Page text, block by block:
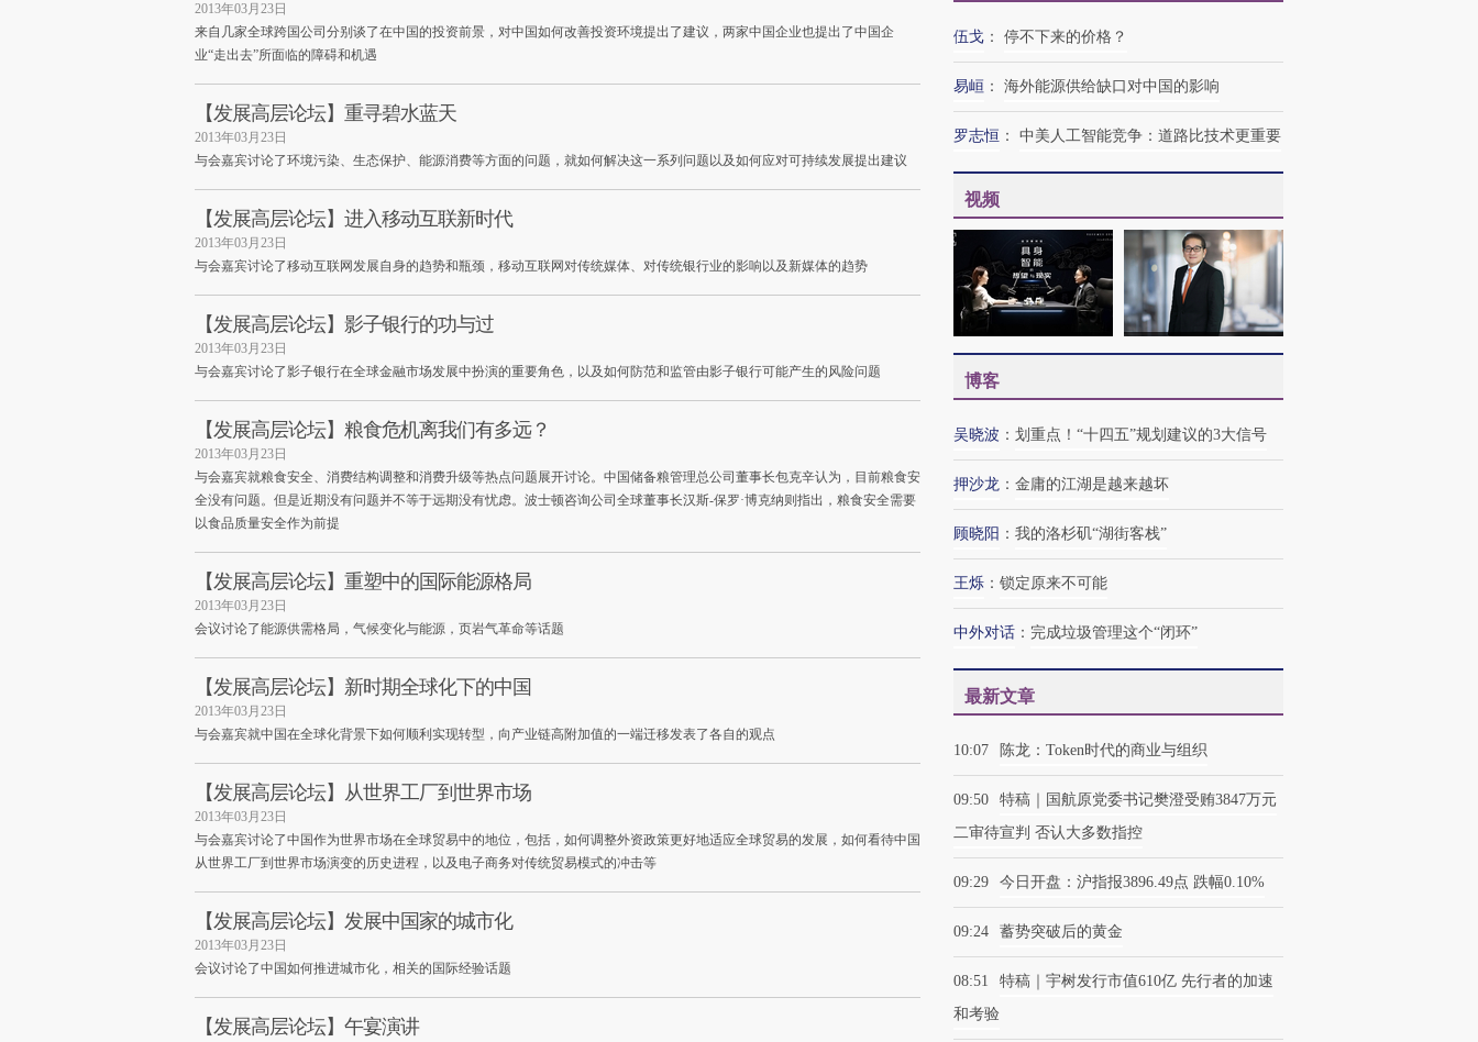
2013年03月23日
来自几家全球跨国公司分别谈了在中国的投资前景，对中国如何改善投资环境提出了建议，两家中国企业也提出了中国企
业“走出去”所面临的障碍和机遇
【发展高层论坛】重寻碧水蓝天
2013年03月23日
与会嘉宾讨论了环境污染、生态保护、能源消费等方面的问题，就如何解决这一系列问题以及如何应对可持续发展提出建议
【发展高层论坛】进入移动互联新时代
2013年03月23日
与会嘉宾讨论了移动互联网发展自身的趋势和瓶颈，移动互联网对传统媒体、对传统银行业的影响以及新媒体的趋势
【发展高层论坛】影子银行的功与过
2013年03月23日
与会嘉宾讨论了影子银行在全球金融市场发展中扮演的重要角色，以及如何防范和监管由影子银行可能产生的风险问题
【发展高层论坛】粮食危机离我们有多远？
2013年03月23日
与会嘉宾就粮食安全、消费结构调整和消费升级等热点问题展开讨论。中国储备粮管理总公司董事长包克辛认为，目前粮食安
全没有问题。但是近期没有问题并不等于远期没有忧虑。波士顿咨询公司全球董事长汉斯-保罗·博克纳则指出，粮食安全需要
以食品质量安全作为前提
【发展高层论坛】重塑中的国际能源格局
2013年03月23日
会议讨论了能源供需格局，气候变化与能源，页岩气革命等话题
【发展高层论坛】新时期全球化下的中国
2013年03月23日
与会嘉宾就中国在全球化背景下如何顺利实现转型，向产业链高附加值的一端迁移发表了各自的观点
【发展高层论坛】从世界工厂到世界市场
2013年03月23日
与会嘉宾讨论了中国作为世界市场在全球贸易中的地位，包括，如何调整外资政策更好地适应全球贸易的发展，如何看待中国
从世界工厂到世界市场演变的历史进程，以及电子商务对传统贸易模式的冲击等
【发展高层论坛】发展中国家的城市化
2013年03月23日
会议讨论了中国如何推进城市化，相关的国际经验话题
【发展高层论坛】午宴演讲
伍戈 ： 停不下来的价格？
易峘 ： 海外能源供给缺口对中国的影响
罗志恒 ： 中美人工智能竞争：道路比技术更重要
视频
博客
吴晓波 ： 划重点！“十四五”规划建议的3大信号
押沙龙 ： 金庸的江湖是越来越坏
顾晓阳 ： 我的洛杉矶“湖街客栈”
王烁 ： 锁定原来不可能
中外对话 ： 完成垃圾管理这个“闭环”
最新文章
10:07 陈龙：Token时代的商业与组织
09:50
特稿｜国航原党委书记樊澄受贿3847万元
二审待宣判 否认大多数指控
09:29 今日开盘：沪指报3896.49点 跌幅0.10%
09:24 蓄势突破后的黄金
08:51
特稿｜宇树发行市值610亿 先行者的加速
和考验